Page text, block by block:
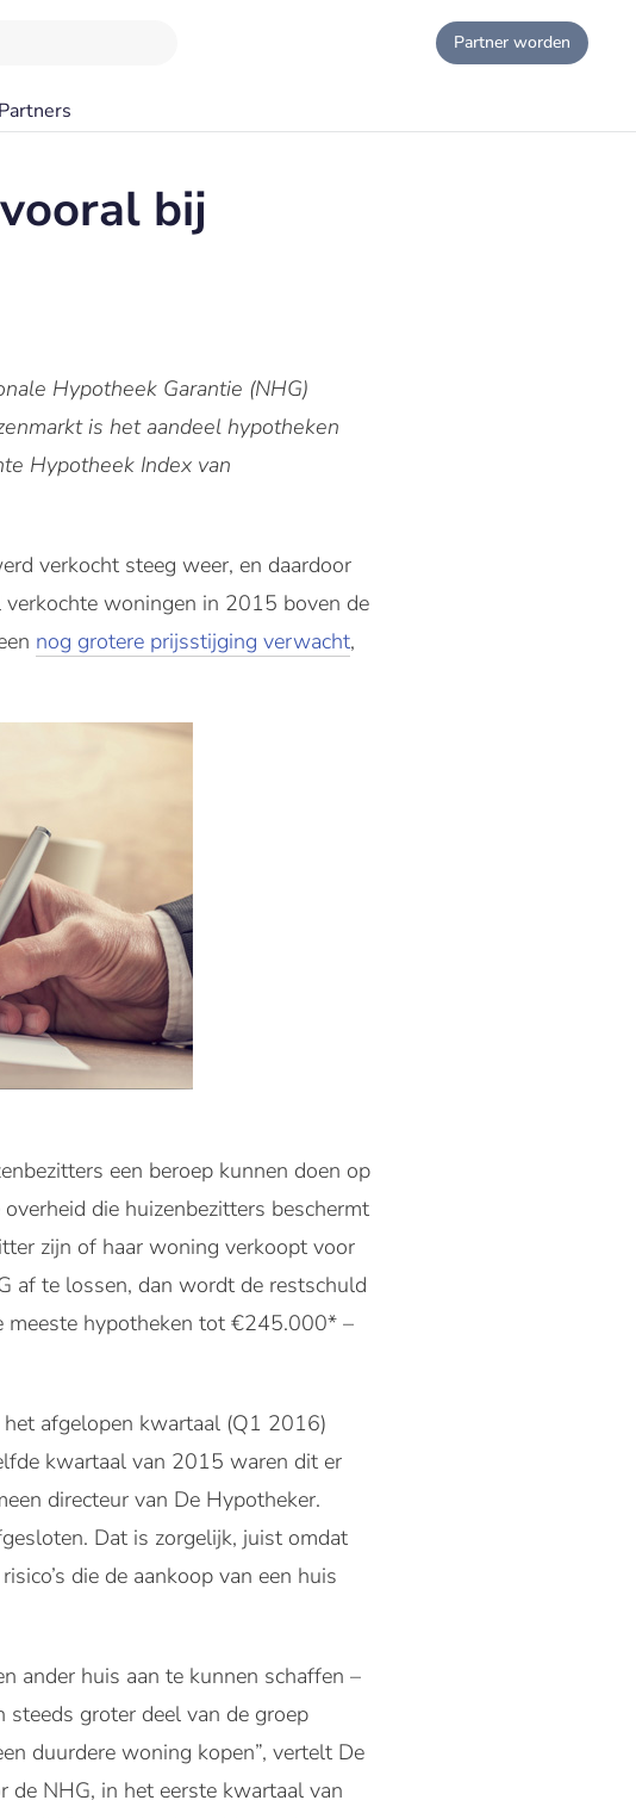
Partner worden
Partners
bij
Hypotheek Garantie (NHG)
is het aandeel hypotheken
Hypotheek Index van
verkocht steeg weer, en daardoor
woningen in 2015 boven de
nog grotere prijsstijging verwacht,
een beroep kunnen doen op
die huizenbezitters beschermt
zijn of haar woning verkoopt voor
af te lossen, dan wordt de restschuld
meeste hypotheken tot €245.000* –
afgelopen kwartaal (Q1 2016)
kwartaal van 2015 waren dit er
directeur van De Hypotheker.
Dat is zorgelijk, juist omdat
die de aankoop van een huis
ander huis aan te kunnen schaffen –
steeds groter deel van de groep
duurdere woning kopen”, vertelt De
NHG, in het eerste kwartaal van